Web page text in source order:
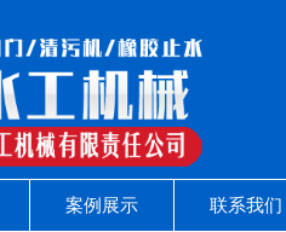
案例展示 联系我们